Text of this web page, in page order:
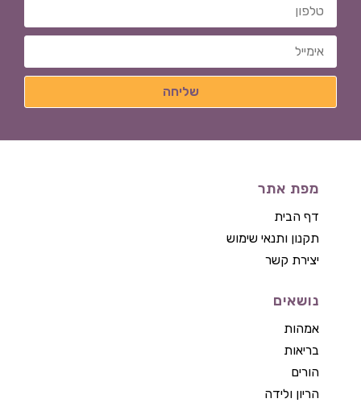
מפת אתר
דף הבית
תקנון ותנאי שימוש
יצירת קשר
נושאים
אמהות
בריאות
הורים
הריון ולידה